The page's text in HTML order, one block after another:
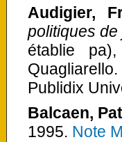
Audigier,
politiques de
établie
Publidix
Balcaen,
1995. Note